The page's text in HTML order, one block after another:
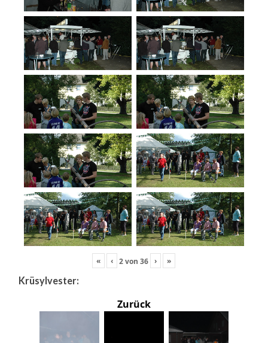
« ‹ 2von36 › »
Krüsylvester:
Zurück